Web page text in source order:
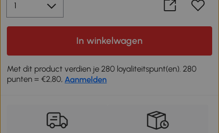
In winkelwagen
Met dit product verdien je 280 loyaliteitspunt(en). 280
punten = €2,80, Aanmelden